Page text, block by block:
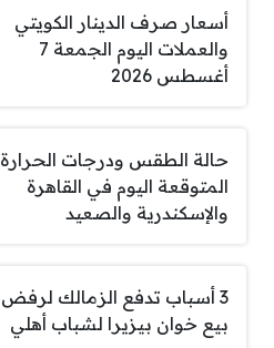
أسعار صرف الدينار الكويتي
والعملات اليوم الجمعة 7
أغسطس 2026
حالة الطقس ودرجات الحرارة
المتوقعة اليوم في القاهرة
والإسكندرية والصعيد
3 أسباب تدفع الزمالك لرفض
بيع خوان بيزيرا لشباب أهلي